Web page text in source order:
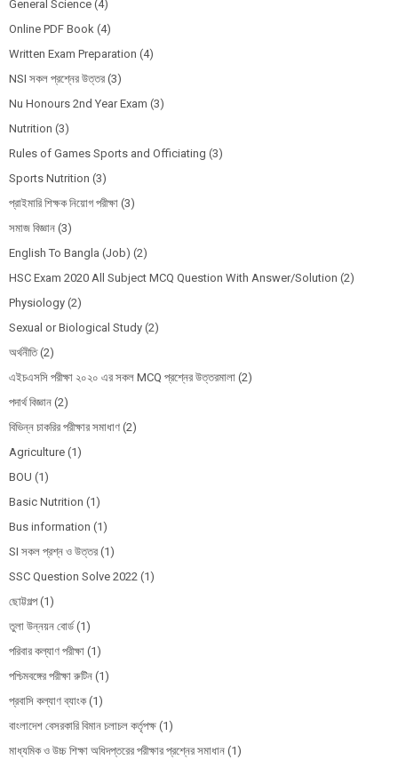
General Science (4)
Online PDF Book (4)
Written Exam Preparation (4)
NSI সকল প্রশ্নের উত্তর (3)
Nu Honours 2nd Year Exam (3)
Nutrition (3)
Rules of Games Sports and Officiating (3)
Sports Nutrition (3)
প্রাইমারি শিক্ষক নিয়োগ পরীক্ষা (3)
সমাজ বিজ্ঞান (3)
English To Bangla (Job) (2)
HSC Exam 2020 All Subject MCQ Question With Answer/Solution (2)
Physiology (2)
Sexual or Biological Study (2)
অর্থনীতি (2)
এইচএসসি পরীক্ষা ২০২০ এর সকল MCQ প্রশ্নের উত্তরমালা (2)
পদার্থ বিজ্ঞান (2)
বিভিন্ন চাকরির পরীক্ষার সমাধাণ (2)
Agriculture (1)
BOU (1)
Basic Nutrition (1)
Bus information (1)
SI সকল প্রশ্ন ও উত্তর (1)
SSC Question Solve 2022 (1)
ছোট্টগল্প (1)
তুলা উন্নয়ন বোর্ড (1)
পরিবার কল্যাণ পরীক্ষা (1)
পশ্চিমবঙ্গের পরীক্ষা রুটিন (1)
প্রবাসি কল্যাণ ব্যাংক (1)
বাংলাদেশ বেসরকারি বিমান চলাচল কর্তৃপক্ষ (1)
মাধ্যমিক ও উচ্চ শিক্ষা অধিদপ্তরের পরীক্ষার প্রশ্নের সমাধান (1)